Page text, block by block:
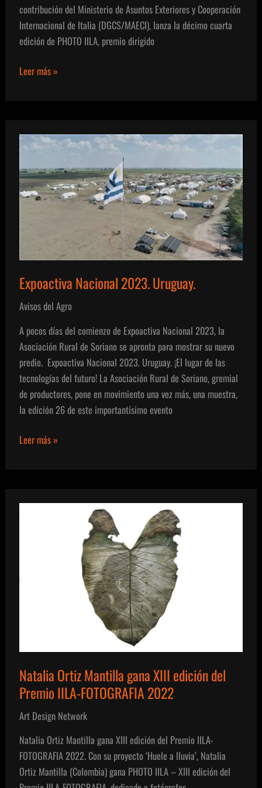
contribución del Ministerio de Asuntos Exteriores y Cooperación
Internacional de Italia (DGCS/MAECI), lanza la décimo cuarta
edición de PHOTO IILA, premio dirigido
XIV
FOTOGRAFIA
2023
Leer más »
Expoactiva Nacional 2023. Uruguay.
Avisos del Agro
A pocos días del comienzo de Expoactiva Nacional 2023, la
Asociación Rural de Soriano se apronta para mostrar su nuevo
predio. Expoactiva Nacional 2023. Uruguay. ¡El lugar de las
tecnologías del futuro! La Asociación Rural de Soriano, gremial
de productores, pone en movimiento una vez más, una muestra,
la edición 26 de este importantísimo evento
Expoactiva
Leer más »
Natalia Ortiz Mantilla gana XIII edición del
Premio IILA-FOTOGRAFIA 2022
Art Design Network
Natalia Ortiz Mantilla gana XIII edición del Premio IILA-
FOTOGRAFIA 2022. Con su proyecto ‘Huele a lluvia’, Natalia
Ortiz Mantilla (Colombia) gana PHOTO IILA – XIII edición del